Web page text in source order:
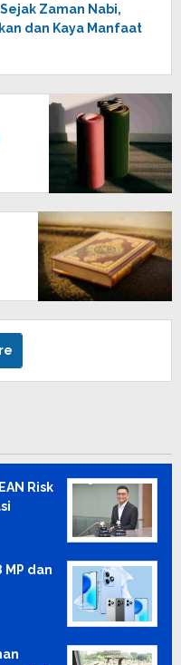
Zaman Nabi,
dan Kaya Manfaat
Risk
MP dan